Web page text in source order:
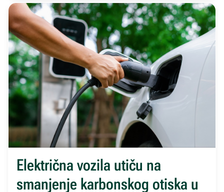
Električna vozila utiču na
smanjenje karbonskog otiska u